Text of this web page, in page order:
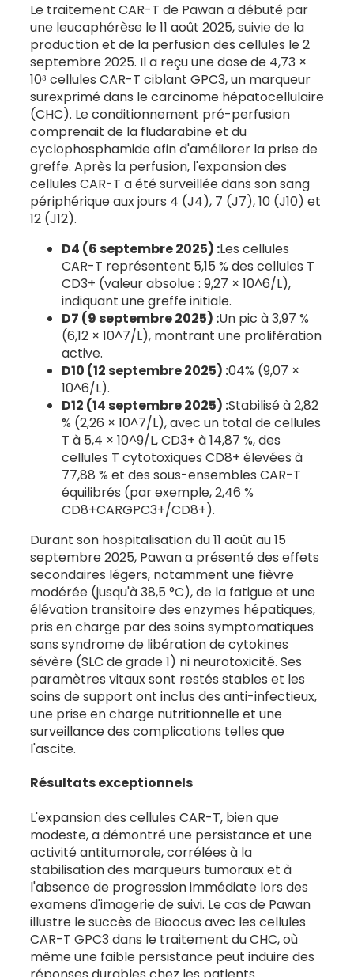
Le traitement CAR-T de Pawan a débuté par
une leucaphérèse le 11 août 2025, suivie de la
production et de la perfusion des cellules le 2
septembre 2025. Il a reçu une dose de 4,73 ×
10⁸ cellules CAR-T ciblant GPC3, un marqueur
surexprimé dans le carcinome hépatocellulaire
(CHC). Le conditionnement pré-perfusion
comprenait de la fludarabine et du
cyclophosphamide afin d'améliorer la prise de
greffe. Après la perfusion, l'expansion des
cellules CAR-T a été surveillée dans son sang
périphérique aux jours 4 (J4), 7 (J7), 10 (J10) et
12 (J12).
D4 (6 septembre 2025) :Les cellules
CAR-T représentent 5,15 % des cellules T
CD3+ (valeur absolue : 9,27 × 10^6/L),
indiquant une greffe initiale.
D7 (9 septembre 2025) :Un pic à 3,97 %
(6,12 × 10^7/L), montrant une prolifération
active.
D10 (12 septembre 2025) :04% (9,07 ×
10^6/L).
D12 (14 septembre 2025) :Stabilisé à 2,82
% (2,26 × 10^7/L), avec un total de cellules
T à 5,4 × 10^9/L, CD3+ à 14,87 %, des
cellules T cytotoxiques CD8+ élevées à
77,88 % et des sous-ensembles CAR-T
équilibrés (par exemple, 2,46 %
CD8+CARGPC3+/CD8+).
Durant son hospitalisation du 11 août au 15
septembre 2025, Pawan a présenté des effets
secondaires légers, notamment une fièvre
modérée (jusqu'à 38,5 °C), de la fatigue et une
élévation transitoire des enzymes hépatiques,
pris en charge par des soins symptomatiques
sans syndrome de libération de cytokines
sévère (SLC de grade 1) ni neurotoxicité. Ses
paramètres vitaux sont restés stables et les
soins de support ont inclus des anti-infectieux,
une prise en charge nutritionnelle et une
surveillance des complications telles que
l'ascite.
Résultats exceptionnels
L'expansion des cellules CAR-T, bien que
modeste, a démontré une persistance et une
activité antitumorale, corrélées à la
stabilisation des marqueurs tumoraux et à
l'absence de progression immédiate lors des
examens d'imagerie de suivi. Le cas de Pawan
illustre le succès de Bioocus avec les cellules
CAR-T GPC3 dans le traitement du CHC, où
même une faible persistance peut induire des